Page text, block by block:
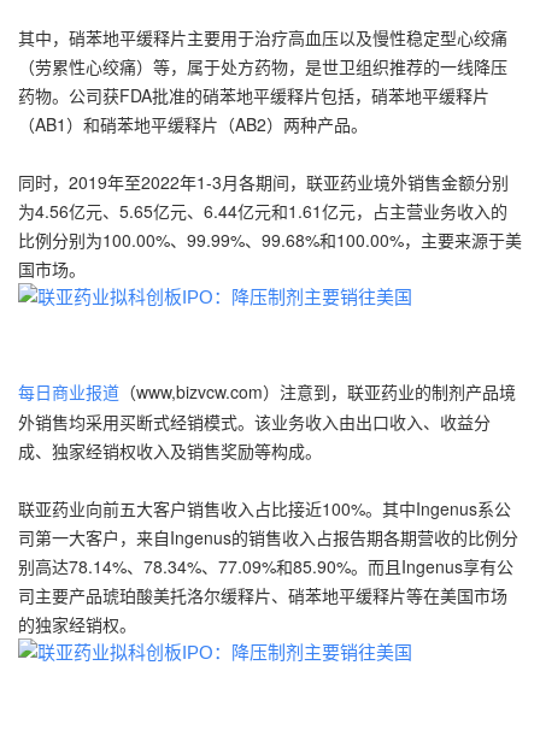
其中，硝苯地平缓释片主要用于治疗高血压以及慢性稳定型心绞痛
（劳累性心绞痛）等，属于处方药物，是世卫组织推荐的一线降压
药物。公司获FDA批准的硝苯地平缓释片包括，硝苯地平缓释片
（AB1）和硝苯地平缓释片（AB2）两种产品。
同时，2019年至2022年1-3月各期间，联亚药业境外销售金额分别
为4.56亿元、5.65亿元、6.44亿元和1.61亿元，占主营业务收入的
比例分别为100.00%、99.99%、99.68%和100.00%，主要来源于美
国市场。
每日商业报道 （www,bizvcw.com）注意到，联亚药业的制剂产品境
外销售均采用买断式经销模式。该业务收入由出口收入、收益分
成、独家经销权收入及销售奖励等构成。
联亚药业向前五大客户销售收入占比接近100%。其中Ingenus系公
司第一大客户，来自Ingenus的销售收入占报告期各期营收的比例分
别高达78.14%、78.34%、77.09%和85.90%。而且Ingenus享有公
司主要产品琥珀酸美托洛尔缓释片、硝苯地平缓释片等在美国市场
的独家经销权。